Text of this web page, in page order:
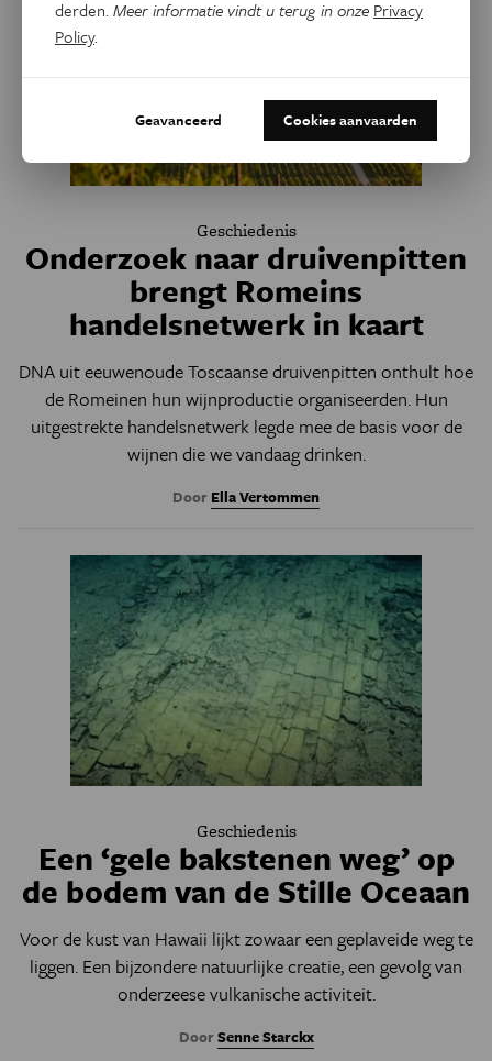
Geschiedenis
Onderzoek naar druivenpitten
brengt Romeins
handelsnetwerk in kaart
DNA uit eeuwenoude Toscaanse druivenpitten onthult hoe
de Romeinen hun wijnproductie organiseerden. Hun
uitgestrekte handelsnetwerk legde mee de basis voor de
wijnen die we vandaag drinken.
Door Ella Vertommen
Geschiedenis
Een ‘gele bakstenen weg’ op
de bodem van de Stille Oceaan
Voor de kust van Hawaii lijkt zowaar een geplaveide weg te
liggen. Een bijzondere natuurlijke creatie, een gevolg van
onderzeese vulkanische activiteit.
DoorSenne Starckx
derden.Meer informatie vindt u terug in onze Privacy
Policy.
Geavanceerd Cookies aanvaarden